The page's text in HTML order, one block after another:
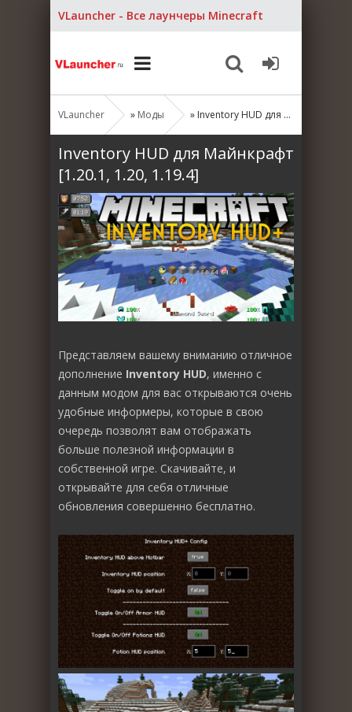
VLauncher - Все лаунчеры Minecraft
VLauncher » Моды » Inventory HUD для Майнкрафт [1.20.1, 1.20, 1.19.4]
Inventory HUD для Майнкрафт
[1.20.1, 1.20, 1.19.4]
Представляем вашему вниманию отличное
дополнение Inventory HUD, именно с
данным модом для вас открываются очень
удобные информеры, которые в свою
очередь позволят вам отображать
больше полезной информации в
собственной игре. Скачивайте, и
открывайте для себя отличные
обновления совершенно бесплатно.